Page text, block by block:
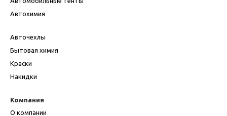
Автохимия
Авточехлы
Бытовая химия
Краски
Накидки
Компания
О компании